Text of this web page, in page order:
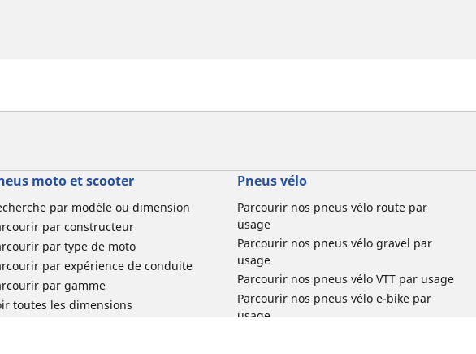
moto et scooter
par modèle ou dimension
par constructeur
par type de moto
par expérience de conduite
par gamme
toutes les dimensions
Pneus vélo
Parcourir nos pneus vélo route par
usage
Parcourir nos pneus vélo gravel par
usage
Parcourir nos pneus vélo VTT par usage
Parcourir nos pneus vélo e-bike par
usage